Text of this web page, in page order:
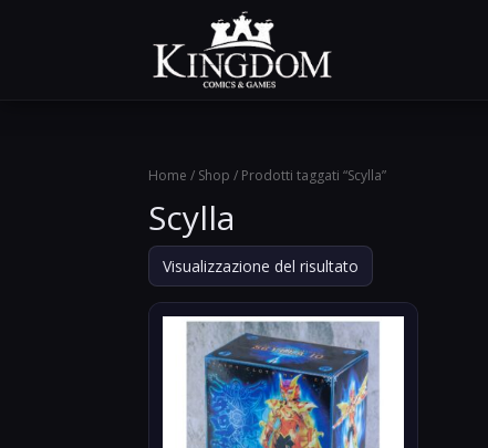
Home / Shop / Prodotti taggati “Scylla”
Scylla
Visualizzazione del risultato